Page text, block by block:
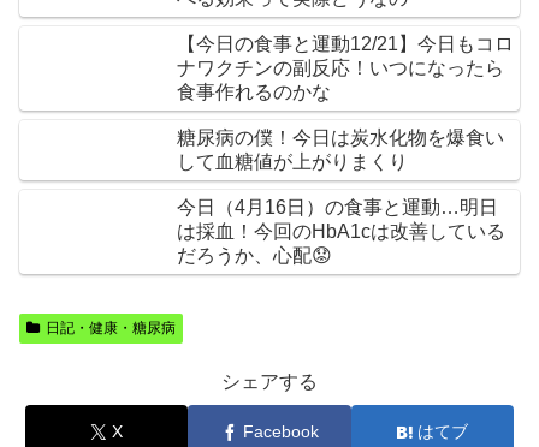
【今日の食事と運動12/21】今日もコロ
ナワクチンの副反応！いつになったら
食事作れるのかな
糖尿病の僕！今日は炭水化物を爆食い
して血糖値が上がりまくり
今日（4月16日）の食事と運動…明日
は採血！今回のHbA1cは改善している
だろうか、心配😟
日記・健康・糖尿病
シェアする
X Facebook はてブ